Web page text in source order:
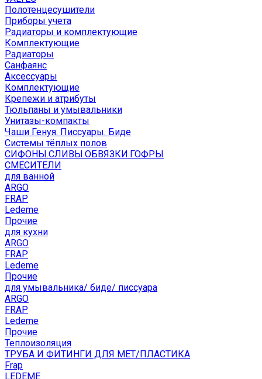
Полотенцесушители
Приборы учета
Радиаторы и комплектующие
Комплектующие
Радиаторы
Санфаянс
Аксессуары
Комплектующие
Крепежи и атрибуты
Тюльпаны и умывальники
Унитазы-компакты
Чаши Генуя. Писсуары. Биде
Системы тёплых полов
СИФОНЫ.СЛИВЫ.ОБВЯЗКИ.ГОФРЫ
СМЕСИТЕЛИ
для ванной
ARGO
FRAP
Ledeme
Прочие
для кухни
ARGO
FRAP
Ledeme
Прочие
для умывальника/ биде/ писсуара
ARGO
FRAP
Ledeme
Прочие
Теплоизоляция
ТРУБА И ФИТИНГИ ДЛЯ МЕТ/ПЛАСТИКА
Frap
LEDEME